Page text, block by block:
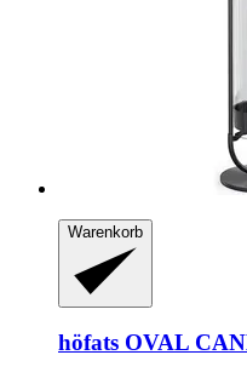
Warenkorb
höfats OVAL